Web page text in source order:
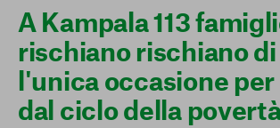
A Kampala 113
rischiano rischiano
l'unica occasione
dal ciclo della